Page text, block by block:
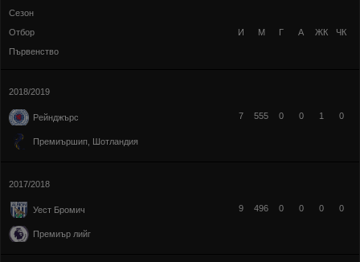
Сезон
Отбор
Първенство
И М Г А ЖК ЧК
2018/2019
Рейнджърс
Премиършип, Шотландия
7 555 0 0 1 0
2017/2018
Уест Бромич
Премиър лийг
9 496 0 0 0 0